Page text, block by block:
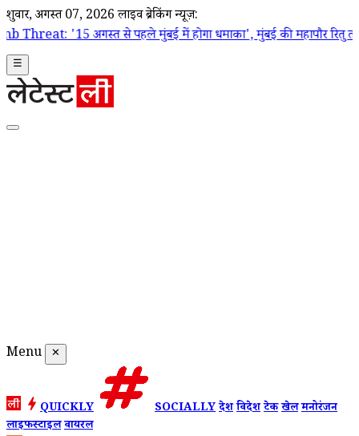
शुक्रवार, अगस्त 07, 2026 लाइव ब्रेकिंग न्यूज़:
से पहले मुंबई में होगा धमाका', मुंबई की महापौर रितु तावड़े को फिर
☰
Menu ✕
QUICKLY SOCIALLYदेशविदेशटेकखेलमनोरंजन
लाइफस्टाइलवायरल